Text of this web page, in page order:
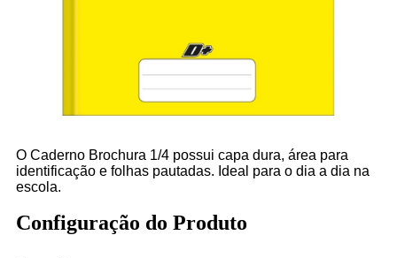
O Caderno Brochura 1/4 possui capa dura, área para
identificação e folhas pautadas. Ideal para o dia a dia na
escola.
Configuração do Produto